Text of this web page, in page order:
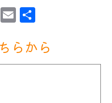
Twitter
Email
らから